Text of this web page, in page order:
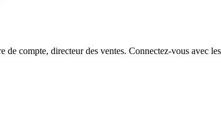
compte, directeur des ventes. Connectez-vous avec